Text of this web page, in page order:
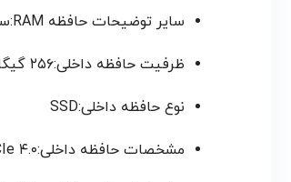
سایر توضیحات حافظه RAM:سرعت: ۳۲۰۰ مگاهرتز / قابلیت ارتقا دارد (تا ۴۰ گیگابایت)
ظرفیت حافظه داخلی:۲۵۶ گیگابایت
نوع حافظه داخلی:SSD
مشخصات حافظه داخلی:NVMe PCIe ۴.۰